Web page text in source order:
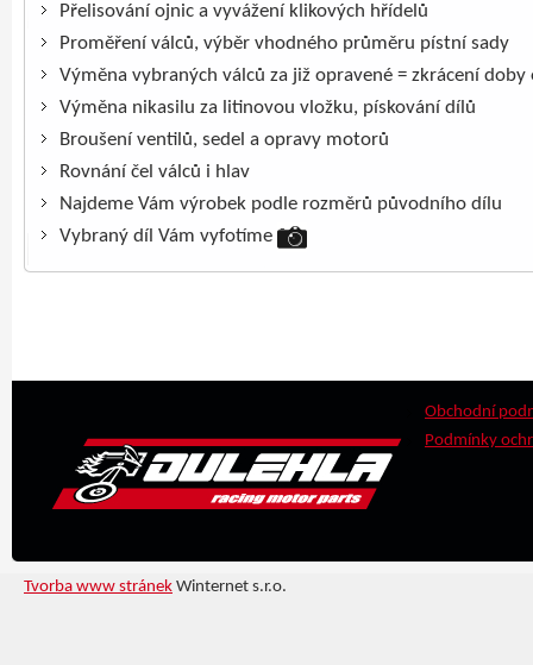
Přelisování ojnic a vyvážení klikových hřídelů
Proměření válců, výběr vhodného průměru pístní sady
Výměna vybraných válců za již opravené = zkrácení doby
Výměna nikasilu za litinovou vložku, pískování dílů
Broušení ventilů, sedel a opravy motorů
Rovnání čel válců i hlav
Najdeme Vám výrobek podle rozměrů původního dílu
Vybraný díl Vám vyfotíme
Obchodní
Podmínky
Tvorba www stránek Winternet s.r.o.